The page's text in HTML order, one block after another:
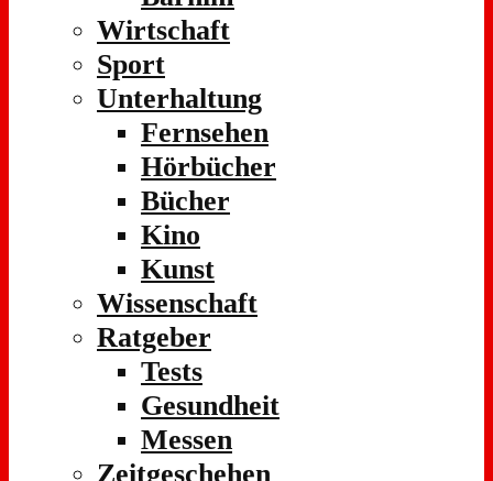
Wirtschaft
Sport
Unterhaltung
Fernsehen
Hörbücher
Bücher
Kino
Kunst
Wissenschaft
Ratgeber
Tests
Gesundheit
Messen
Zeitgeschehen